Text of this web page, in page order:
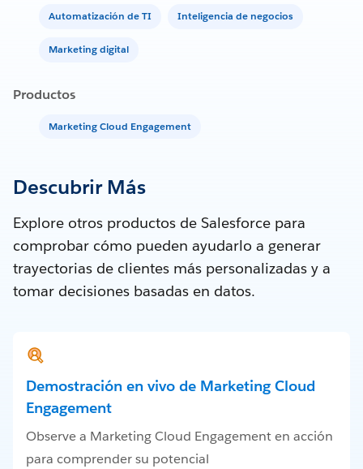
Automatización de TI Inteligencia de negocios
Marketing digital
Productos
Marketing Cloud Engagement
Descubrir Más
Explore otros productos de Salesforce para
comprobar cómo pueden ayudarlo a generar
trayectorias de clientes más personalizadas y a
tomar decisiones basadas en datos.
Demostración en vivo de Marketing Cloud
Engagement
Observe a Marketing Cloud Engagement en acción
para comprender su potencial